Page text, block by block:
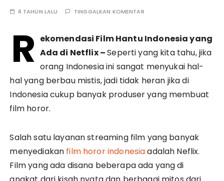
4 TAHUN LALU TINGGALKAN KOMENTAR
R ekomendasi Film Hantu Indonesia yang
Ada di Netflix –Seperti yang kita tahu, jika
orang Indonesia ini sangat menyukai hal-
hal yang berbau mistis, jadi tidak heran jika di
Indonesia cukup banyak produser yang membuat
film horor.
Salah satu layanan streaming film yang banyak
menyediakan film horor indonesiaadalah Neflix.
Film yang ada disana beberapa ada yang di